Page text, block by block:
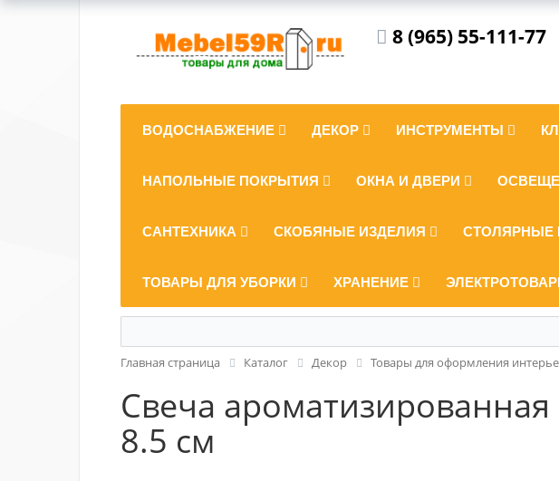
8 (965) 55-111-77
ВОДОСНАБЖЕНИЕ ДЕКОР ИНСТРУМЕНТЫ
НАПОЛЬНЫЕ ПОКРЫТИЯ ОКНА И ДВЕРИ
САНТЕХНИКА СКОБЯНЫЕ ИЗДЕЛИЯ СТОЛЯРНЫЕ
ТОВАРЫ ДЛЯ УБОРКИ ХРАНЕНИЕ
Главная страница Каталог Декор Товары для оформления
Свеча
8.5 см